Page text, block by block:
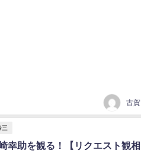
古賀
三
幸助を観る！【リクエスト観相